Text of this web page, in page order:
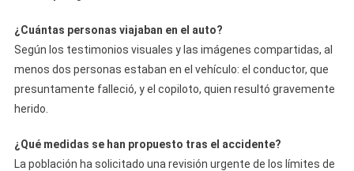
¿Cuántas personas viajaban en el auto?
Según los testimonios visuales y las imágenes compartidas, al
menos dos personas estaban en el vehículo: el conductor, que
presuntamente falleció, y el copiloto, quien resultó gravemente
herido.
¿Qué medidas se han propuesto tras el accidente?
La población ha solicitado una revisión urgente de los límites de